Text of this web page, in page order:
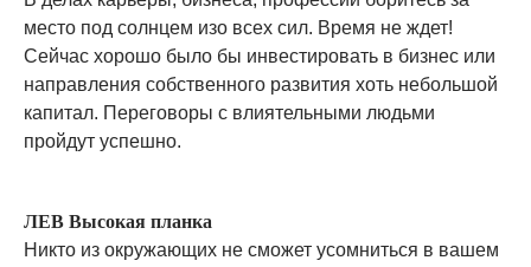
место под солнцем изо всех сил. Время не ждет!
Сейчас хорошо было бы инвестировать в бизнес или
направления собственного развития хоть небольшой
капитал. Переговоры с влиятельными людьми
пройдут успешно.
ЛЕВ Высокая планка
Никто из окружающих не сможет усомниться в вашем